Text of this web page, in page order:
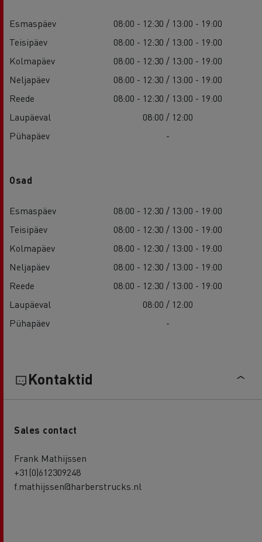
Esmaspäev
08:00 - 12:30 / 13:00 - 19:00
Teisipäev
08:00 - 12:30 / 13:00 - 19:00
Kolmapäev
08:00 - 12:30 / 13:00 - 19:00
Neljapäev
08:00 - 12:30 / 13:00 - 19:00
Reede
08:00 - 12:30 / 13:00 - 19:00
Laupäeval
08:00 / 12:00
Pühapäev
-
Osad
Esmaspäev
08:00 - 12:30 / 13:00 - 19:00
Teisipäev
08:00 - 12:30 / 13:00 - 19:00
Kolmapäev
08:00 - 12:30 / 13:00 - 19:00
Neljapäev
08:00 - 12:30 / 13:00 - 19:00
Reede
08:00 - 12:30 / 13:00 - 19:00
Laupäeval
08:00 / 12:00
Pühapäev
-
Kontaktid
Sales contact
Frank Mathijssen
+31(0)612309248
f.mathijssen@harberstrucks.nl